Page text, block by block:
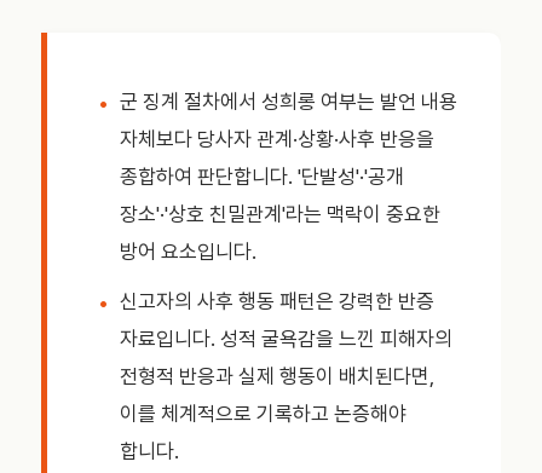
군 징계 절차에서 성희롱 여부는 발언 내용
자체보다 당사자 관계·상황·사후 반응을
종합하여 판단합니다. '단발성'·'공개
장소'·'상호 친밀관계'라는 맥락이 중요한
방어 요소입니다.
신고자의 사후 행동 패턴은 강력한 반증
자료입니다. 성적 굴욕감을 느낀 피해자의
전형적 반응과 실제 행동이 배치된다면,
이를 체계적으로 기록하고 논증해야
합니다.